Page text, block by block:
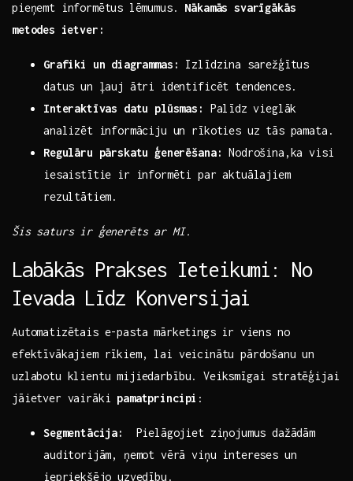
pieņemt informētus ⁣lēmumus. Nākamās svarīgākās
metodes⁢ ietver:
Grafiki un diagrammas:
Izlīdzina sarežģītus
datus un ļauj ātri identificēt tendences.
Interaktīvas datu plūsmas:
Palīdz ⁢vieglāk⁢
analizēt informāciju un rīkoties uz tās pamata.
Regulāru pārskatu ģenerēšana: Nodrošina,ka visi
iesaistītie ir informēti par aktuālajiem
rezultātiem.
Šis saturs ir ģenerēts ar MI.
Labākās Prakses Ieteikumi: No
Ievada Līdz Konversijai
Automatizētais e-pasta⁤ mārketings ir ⁤viens no
efektīvākajiem rīkiem, lai veicinātu pārdošanu ‌un
uzlabotu klientu mijiedarbību. Veiksmīgai stratēģijai
jāietver vairāki pamatprincipi :
Segmentācija:
​ Pielāgojiet ziņojumus dažādām
auditorijām, ‌ņemot vērā viņu intereses un
iepriekšējo uzvedību.